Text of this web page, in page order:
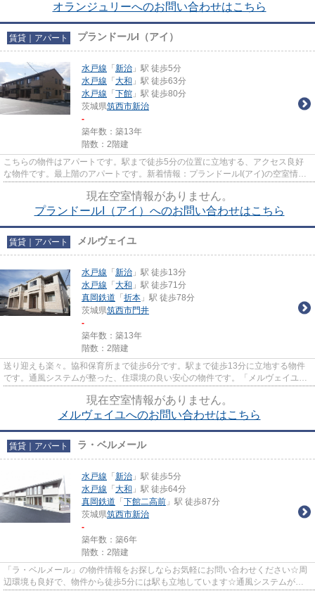
オランジュリーへのお問い合わせはこちら
賃貸｜アパート プランドールI（アイ）
水戸線 「 新治 」駅 徒歩5分
水戸線 「 大和 」駅 徒歩63分
水戸線 「 下館 」駅 徒歩80分
茨城県筑西市新治
-
築年数：築13年
階数：2階建
こちらの物件はアパートです。駅まで徒歩5分の位置に立地する、アクセス良好
な物件です。最上階のアパートです。新着情報：プランドールI(アイ)の空室情報
現在空室情報がありません。
プランドールI（アイ）へのお問い合わせはこちら
賃貸｜アパート メルヴェイユ
水戸線 「 新治 」駅 徒歩13分
水戸線 「 大和 」駅 徒歩71分
真岡鉄道 「 折本 」駅 徒歩78分
茨城県筑西市門井
-
築年数：築13年
階数：2階建
送り迎えも楽々。協和保育所まで徒歩6分です。駅まで徒歩13分に立地する物件
です。通風システムが整った、住環境の良い安心の物件です。「メルヴェイユ」
現在空室情報がありません。
メルヴェイユへのお問い合わせはこちら
賃貸｜アパート ラ・ベルメール
水戸線 「 新治 」駅 徒歩5分
水戸線 「 大和 」駅 徒歩64分
真岡鉄道 「 下館二高前 」駅 徒歩87分
茨城県筑西市新治
-
築年数：築6年
階数：2階建
「ラ・ベルメール」の物件情報をお探しならお気軽にお問い合わせください☆周
辺環境も良好で、物件から徒歩5分には駅も立地しています☆通風システムが整